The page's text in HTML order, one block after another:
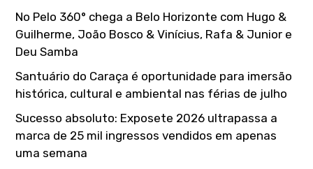
No Pelo 360° chega a Belo Horizonte com Hugo &
Guilherme, João Bosco & Vinícius, Rafa & Junior e
Deu Samba
Santuário do Caraça é oportunidade para imersão
histórica, cultural e ambiental nas férias de julho
Sucesso absoluto: Exposete 2026 ultrapassa a
marca de 25 mil ingressos vendidos em apenas
uma semana